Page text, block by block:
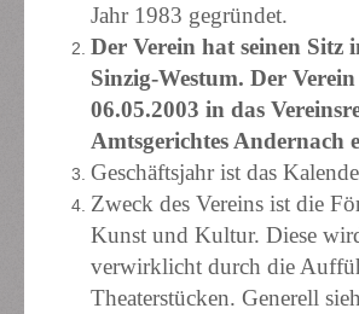
Jahr 1983 gegründet.
Der Verein hat seinen Sitz
Sinzig-Westum. Der
06.05.2003 in das
Amtsgerichtes Andernach
Geschäftsjahr ist das
Zweck des Vereins ist die
Kunst und Kultur. Diese
verwirklicht durch die
Theaterstücken. Generell